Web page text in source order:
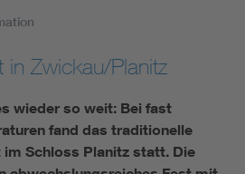
in Zwickau/Planitz
wieder so weit: Bei fast
fand das traditionelle
Schloss Planitz statt. Die